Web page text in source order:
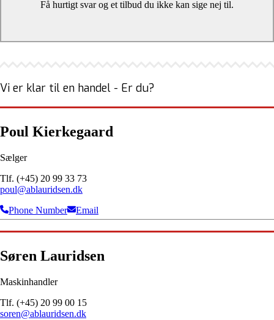
Få hurtigt svar og et tilbud du ikke kan sige nej til.
Vi er klar til en handel - Er du?
Poul Kierkegaard
Sælger
Tlf. (+45) 20 99 33 73
poul@ablauridsen.dk
Phone Number
Email
Søren Lauridsen
Maskinhandler
Tlf. (+45) 20 99 00 15
soren@ablauridsen.dk